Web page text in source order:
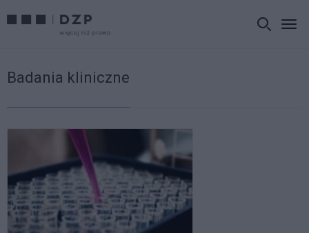
Badania kliniczne